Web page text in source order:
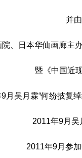
并
、日本华仙画廊主
暨《中国近
月吴月霖“何纷披复
2011年9月
2011年9月参